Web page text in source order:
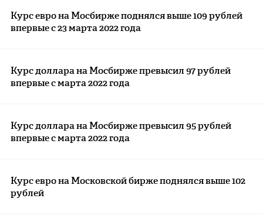
Курс евро на Мосбирже поднялся выше 109 рублей
впервые с 23 марта 2022 года
Курс доллара на Мосбирже превысил 97 рублей
впервые с марта 2022 года
Курс доллара на Мосбирже превысил 95 рублей
впервые с марта 2022 года
Курс евро на Московской бирже поднялся выше 102
рублей